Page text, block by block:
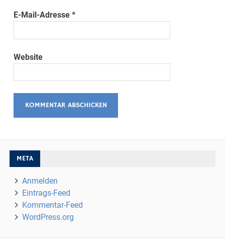
E-Mail-Adresse*
Website
META
Anmelden
Eintrags-Feed
Kommentar-Feed
WordPress.org